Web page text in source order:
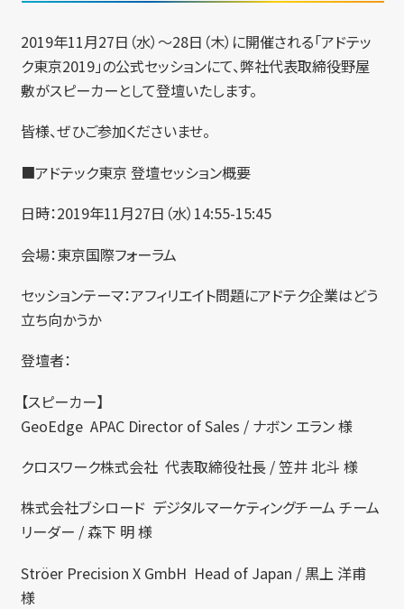
2019年11月27日（水）〜28日（木）に開催される「アドテッ
ク東京2019」の公式セッションにて、弊社代表取締役野屋
敷がスピーカーとして登壇いたします。
皆様、ぜひご参加くださいませ。
■アドテック東京 登壇セッション概要
日時：2019年11月27日（水）14:55-15:45
会場：東京国際フォーラム
セッションテーマ：アフィリエイト問題にアドテク企業はどう
立ち向かうか
登壇者：
【スピーカー】
GeoEdge APAC Director of Sales / ナボン エラン 様
クロスワーク株式会社 代表取締役社長 / 笠井 北斗 様
株式会社ブシロード デジタルマーケティングチーム チーム
リーダー / 森下 明 様
Ströer Precision X GmbH Head of Japan / 黒上 洋甫
様